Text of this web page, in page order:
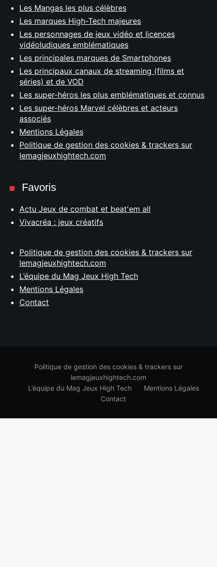
Les Mangas les plus célèbres
Les marques High-Tech majeures
Les personnages de jeux vidéo et licences
vidéoludiques emblématiques
Les principales marques de Smartphones
Les principaux canaux de streaming (films et
séries) et de VOD
Les super-héros les plus emblématiques et connus
Les super-héros Marvel célèbres et acteurs
associés
Mentions Légales
Politique de gestion des cookies & trackers sur
lemagjeuxhightech.com
Favoris
Actu Jeux de combat et beat'em all
Vivacréa : jeux créatifs
Politique de gestion des cookies & trackers sur
lemagjeuxhightech.com
L’équipe du Mag Jeux High Tech
Mentions Légales
Contact
Politique de gestion des cookies & trackers sur
lemagjeuxhightech.com
L’équipe du Mag Jeux High Tech
Mentions Légales
Contact